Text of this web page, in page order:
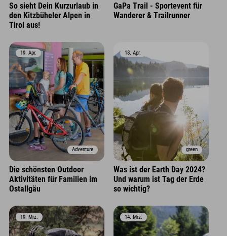
So sieht Dein Kurzurlaub in
den Kitzbüheler Alpen in
Tirol aus!
GaPa Trail - Sportevent für
Wanderer & Trailrunner
Adventure
19. Apr.
Die schönsten Outdoor
Aktivitäten für Familien im
Ostallgäu
green
18. Apr.
Was ist der Earth Day 2024?
Und warum ist Tag der Erde
so wichtig?
19. Mrz. 14. Mrz.